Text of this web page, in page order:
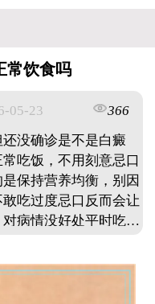
常饮食吗
05-23
366
没确诊是不是白癜
吃饭，不用刻意忌口
保持营养均衡，别因
吃过度忌口反而会让
病情没好处平时吃饭
不舒服记得观察吃完